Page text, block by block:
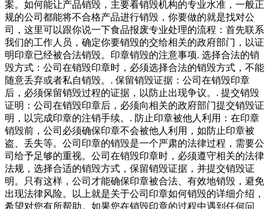
案。如何能让产品销毁，主要看销毁机构的专业水准，一般正
规的公司都能将不合格产品进行销毁，你要做的就是找对公
司，这里可以跟你说一下食品报废专业处理的流程：首先联系
我们的工作人员，确定你要销毁的交给相关的政府部门，以证
明印章已经被合法销毁。印章销毁的注意事项. 选择合法的销
毁方式：公司在销毁印章时，必须选择合法的销毁方式，不能
随意丢弃或者私自销毁。. 保留销毁证据：公司在销毁印章
后，必须保留销毁过程的证据，以防止出现争议。. 提交销毁
证明：公司在销毁印章后，必须向相关的政府部门提交销毁证
明，以完成印章的注销手续。. 防止印章被他人利用：在印章
销毁前，公司必须确保印章不会被他人利用，如防止印章被
盗、丢失等。公司印章的销毁是一个严肃的法律过程，需要公
司给予足够的重视。公司在销毁印章时，必须遵守相关的法律
法规，选择合适的销毁方式，保留销毁证据，并提交销毁证
明。只有这样，公司才能确保印章被合法、有效地销毁，避免
出现法律风险。以上就是关于公司印章如何销毁的详细介绍，
希望对您有所帮助。如果您在销毁印章的过程中遇到任何问